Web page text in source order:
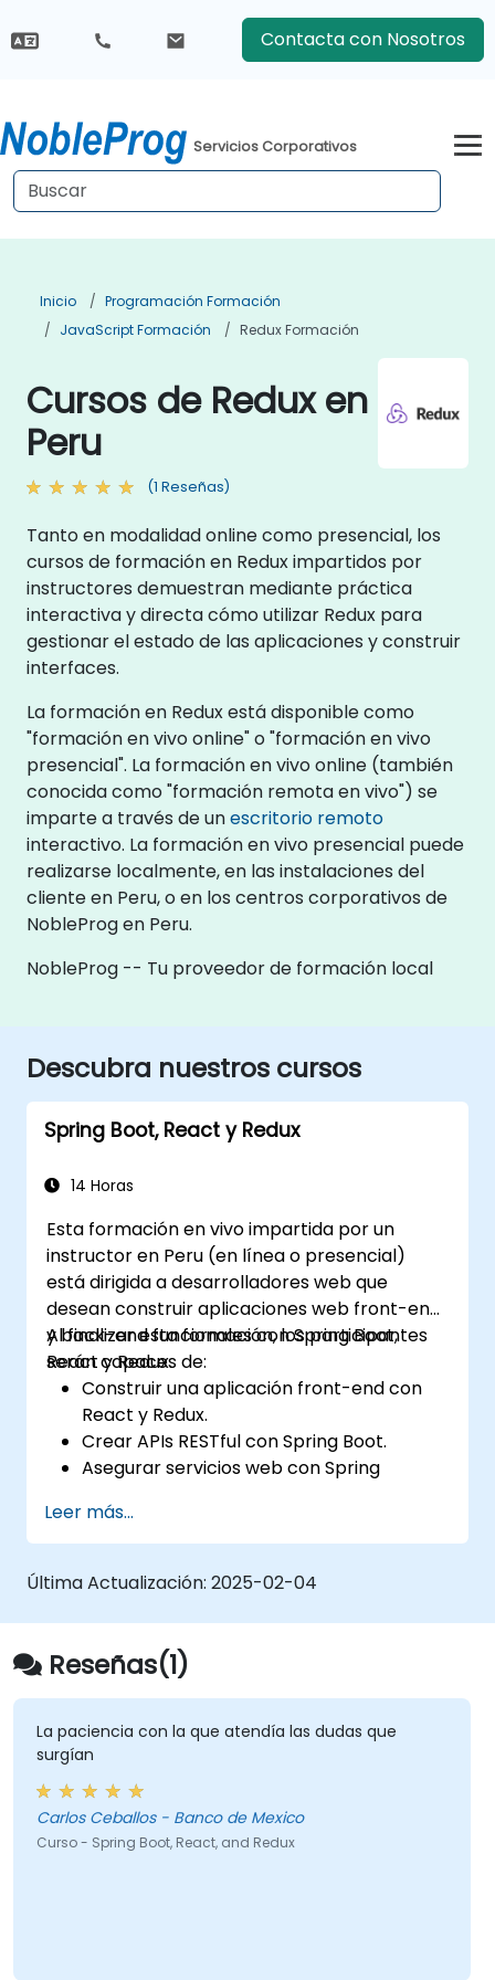
Contacta con Nosotros
Servicios Corporativos
Inicio
Programación Formación
JavaScript Formación
Redux Formación
Cursos de Redux en
Peru
(1 Reseñas)
Tanto en modalidad online como presencial, los
cursos de formación en Redux impartidos por
instructores demuestran mediante práctica
interactiva y directa cómo utilizar Redux para
gestionar el estado de las aplicaciones y construir
interfaces.
La formación en Redux está disponible como
"formación en vivo online" o "formación en vivo
presencial". La formación en vivo online (también
conocida como "formación remota en vivo") se
imparte a través de unescritorio remoto
interactivo. La formación en vivo presencial puede
realizarse localmente, en las instalaciones del
cliente en Peru, o en los centros corporativos de
NobleProg en Peru.
NobleProg -- Tu proveedor de formación local
Descubra nuestros cursos
Spring Boot, React y Redux
14 Horas
Esta formación en vivo impartida por un
instructor en Peru (en línea o presencial)
está dirigida a desarrolladores web que
desean construir aplicaciones web front-end
y back-end funcionales con Spring Boot,
React y Redux.
Al finalizar esta formación, los participantes
serán capaces de:
Construir una aplicación front-end con
React y Redux.
Crear APIs RESTful con Spring Boot.
Asegurar servicios web con Spring
Leer más...
Última Actualización: 2025-02-04
Reseñas(1)
La paciencia con la que atendía las dudas que
surgían
Carlos Ceballos - Banco de Mexico
Curso - Spring Boot, React, and Redux